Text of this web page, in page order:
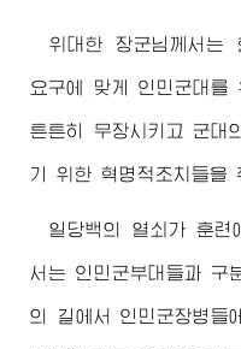
위대한 장군님 께서는
요구에 맞게 인민군대를
튼튼히 무장시키고 군대
기 위한 혁명적조치들을
일당백의 열쇠가 훈
서는 인민군부대들과 구
의 길에서 인민군장병들